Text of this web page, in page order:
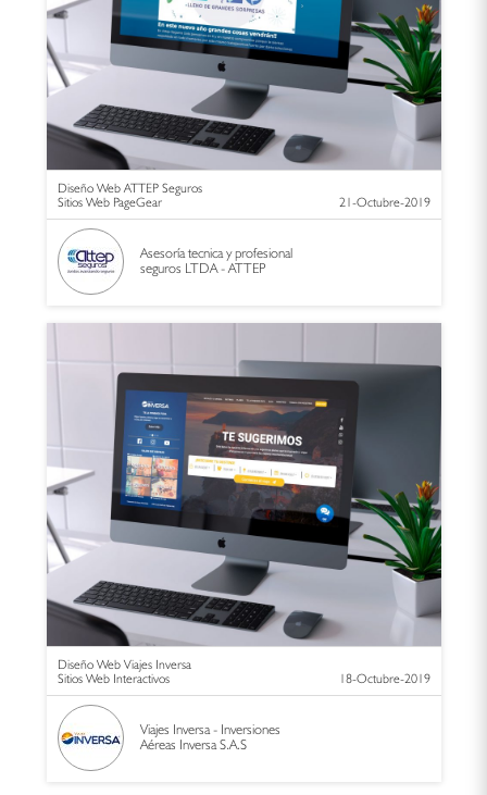
Diseño Web ATTEP Seguros
Sitios Web PageGear
21-Octubre-2019
Asesoría tecnica y profesional
seguros LTDA - ATTEP
Diseño Web Viajes Inversa
Sitios Web Interactivos
18-Octubre-2019
Viajes Inversa - Inversiones
Aéreas Inversa S.A.S